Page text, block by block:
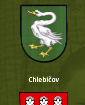
Chlebičov